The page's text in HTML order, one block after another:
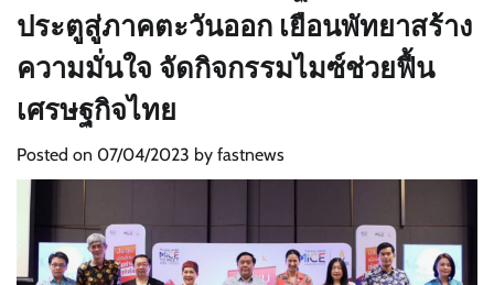
ประตูสู่ภาคตะวันออก เยือนพัทยาสร้าง
ความมั่นใจ จัดกิจกรรมไมซ์ช่วยฟื้น
เศรษฐกิจไทย
Posted on 07/04/2023 by fastnews